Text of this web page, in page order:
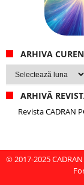
ARHIVA
Arhiva
ARHIVĂ
Revista CADRAN
© 2017-2025